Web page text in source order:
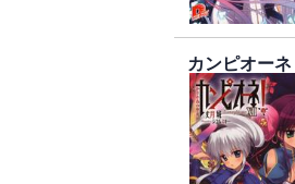
カンピオー